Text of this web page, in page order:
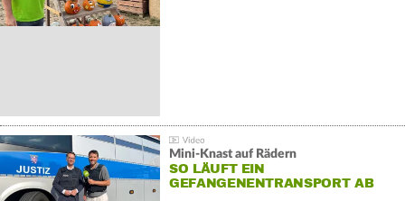
Mini-Knast auf Rädern
SO LÄUFT EIN
GEFANGENENTRANSPORT AB